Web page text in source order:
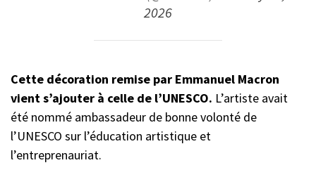
2026
Cette décoration remise par Emmanuel Macron
vient s’ajouter à celle de l’UNESCO. L’artiste avait
été nommé ambassadeur de bonne volonté de
l’UNESCO sur l’éducation artistique et
l’entreprenauriat.